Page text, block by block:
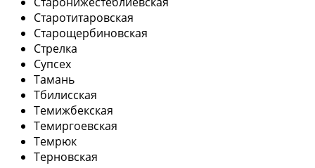
Старотитаровская
Старощербиновская
Стрелка
Супсех
Тамань
Тбилисская
Темижбекская
Темиргоевская
Темрюк
Терновская